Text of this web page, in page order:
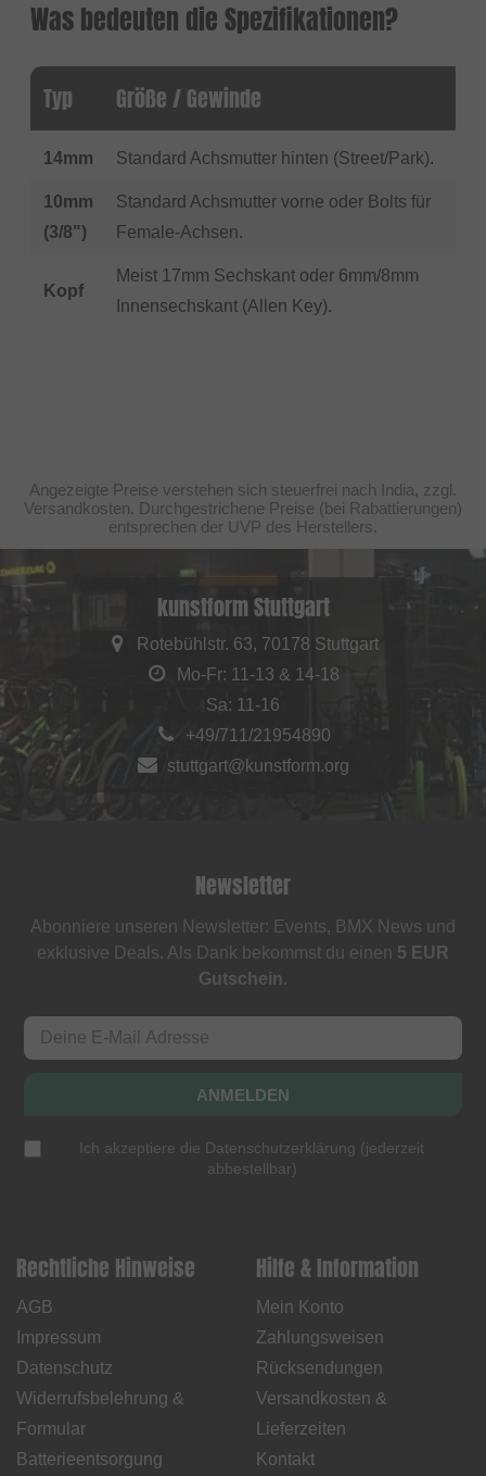
Was bedeuten die Spezifikationen?
Typ Größe / Gewinde
14mm Standard Achsmutter hinten (Street/Park).
10mm
(3/8")
Standard Achsmutter vorne oder Bolts für
Female-Achsen.
Kopf
Meist 17mm Sechskant oder 6mm/8mm
Innensechskant (Allen Key).
Angezeigte Preise verstehen sich steuerfrei nach India, zzgl.
Versandkosten. Durchgestrichene Preise (bei Rabattierungen)
entsprechen der UVP des Herstellers.
kunstform Stuttgart
Rotebühlstr. 63, 70178 Stuttgart
Mo-Fr: 11-13 & 14-18
Sa: 11-16
+49/711/21954890
stuttgart@kunstform.org
Newsletter
Abonniere unseren Newsletter: Events, BMX News und
exklusive Deals. Als Dank bekommst du einen 5 EUR
Gutschein.
ANMELDEN
Ich akzeptiere die Datenschutzerklärung (jederzeit
abbestellbar)
Rechtliche Hinweise
AGB
Impressum
Datenschutz
Widerrufsbelehrung &
Formular
Batterieentsorgung
Hilfe & Information
Mein Konto
Zahlungsweisen
Rücksendungen
Versandkosten &
Lieferzeiten
Kontakt